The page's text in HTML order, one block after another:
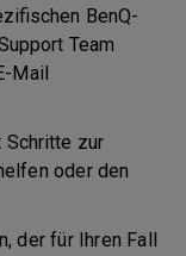
BenQ-
Team
Mail
Schritte zur
oder den
der für Ihren Fall